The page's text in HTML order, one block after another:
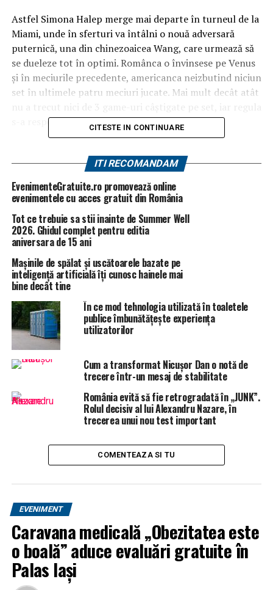
Astfel Simona Halep merge mai departe în turneul de la
Miami, unde în sferturi va întâlni o nouă adversară
puternică, una din chinezoaicea Wang, care urmează să
se dueleze tot în optimi. Românca o învinsese pe Venus
și în meciurile precedente, americanca neizbutind niciun
set în ultimele patru meciuri jucate. Mai mult decât atât
s-a respectat și de data aceasta.
sferturi a turnerului de la Miami.
Toate celelalte românce participante la acest turneu au
părăsit competiția încă din fazele de debut. Bianca
Andreescu, care reprezintă Canada și este noua senzație
a tenisului mondial a renunțat astăzi la luptă în setul 2
împotriva estonei Anette Kontaveit.
Vezi șiEXCLUSIV! Adevăruri nespuse despre Simona
Halep! Ce spune aceasta, de fapt, despre România
ARTICOLE PE ACEIASI TEMA: PRIMA
URMATORUL
Detalii neștiute despre vizita lui Dăncilă în SUA. Ce a
descoperit presa americană | BacauAZI
Toți românii cu vârsta între 35 și 45 de ani sunt vizați |
CITESTE IN CONTINUARE
ITI RECOMANDAM
EvenimenteGratuite.ro promovează online
evenimentele cu acces gratuit din România
Tot ce trebuie sa stii inainte de Summer Well
2026. Ghidul complet pentru editia
aniversara de 15 ani
Mașinile de spălat și uscătoarele bazate pe
inteligență artificială îți cunosc hainele mai
bine decât tine
În ce mod tehnologia utilizată în toaletele
publice îmbunătățește experiența
utilizatorilor
Cum a transformat Nicușor Dan o notă de
trecere într-un mesaj de stabilitate
România evită să fie retrogradată în „JUNK”.
Rolul decisiv al lui Alexandru Nazare, în
trecerea unui nou test important
COMENTEAZA SI TU
EVENIMENT
Caravana medicală „Obezitatea este
o boală” aduce evaluări gratuite în
Palas Iași